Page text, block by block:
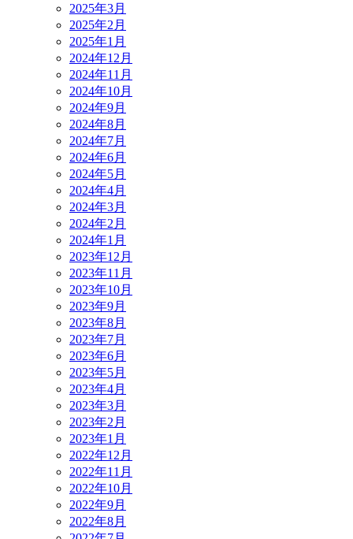
2025年3月
2025年2月
2025年1月
2024年12月
2024年11月
2024年10月
2024年9月
2024年8月
2024年7月
2024年6月
2024年5月
2024年4月
2024年3月
2024年2月
2024年1月
2023年12月
2023年11月
2023年10月
2023年9月
2023年8月
2023年7月
2023年6月
2023年5月
2023年4月
2023年3月
2023年2月
2023年1月
2022年12月
2022年11月
2022年10月
2022年9月
2022年8月